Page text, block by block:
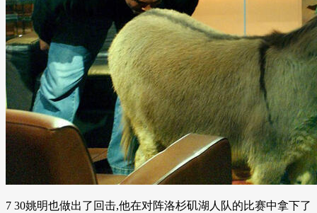
7 30姚明也做出了回击,他在对阵洛杉矶湖人队的比赛中拿下了